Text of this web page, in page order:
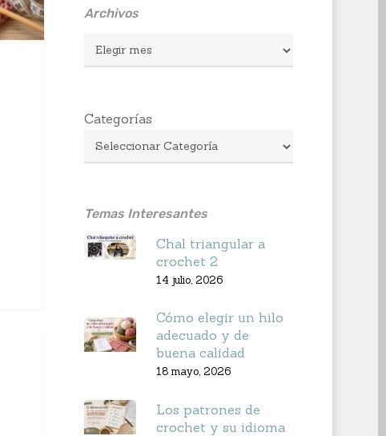
Archivos
Archivos
Categorías
Temas Interesantes
Chal triangular a
crochet 2
14 julio, 2026
Cómo elegir un hilo
adecuado y de
buena calidad
18 mayo, 2026
Los patrones de
crochet y su idioma